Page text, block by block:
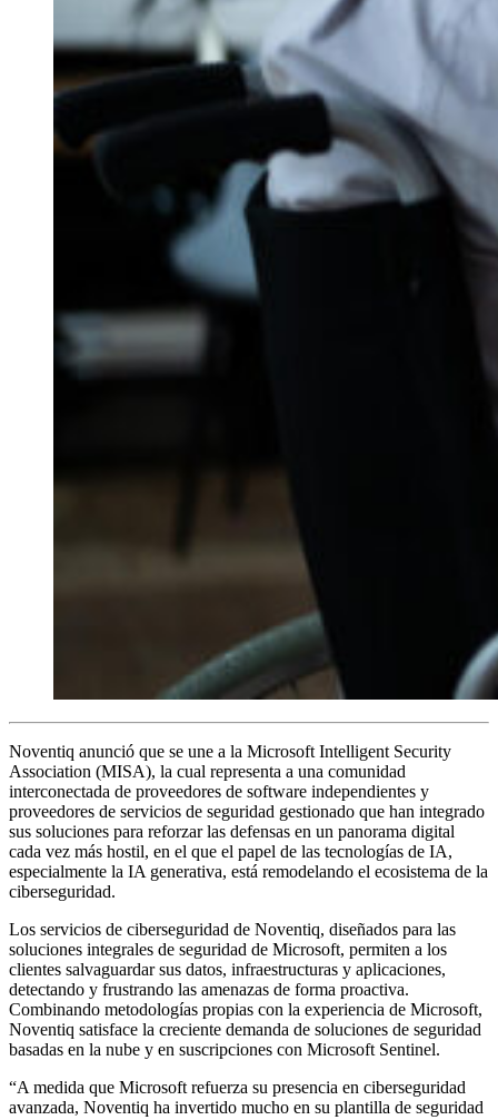
Noventiq anunció que se une a la Microsoft Intelligent Security
Association (MISA), la cual representa a una comunidad
interconectada de proveedores de software independientes y
proveedores de servicios de seguridad gestionado que han integrado
sus soluciones para reforzar las defensas en un panorama digital
cada vez más hostil, en el que el papel de las tecnologías de IA,
especialmente la IA generativa, está remodelando el ecosistema de la
ciberseguridad.
Los servicios de ciberseguridad de Noventiq, diseñados para las
soluciones integrales de seguridad de Microsoft, permiten a los
clientes salvaguardar sus datos, infraestructuras y aplicaciones,
detectando y frustrando las amenazas de forma proactiva.
Combinando metodologías propias con la experiencia de Microsoft,
Noventiq satisface la creciente demanda de soluciones de seguridad
basadas en la nube y en suscripciones con Microsoft Sentinel.
“A medida que Microsoft refuerza su presencia en ciberseguridad
avanzada, Noventiq ha invertido mucho en su plantilla de seguridad